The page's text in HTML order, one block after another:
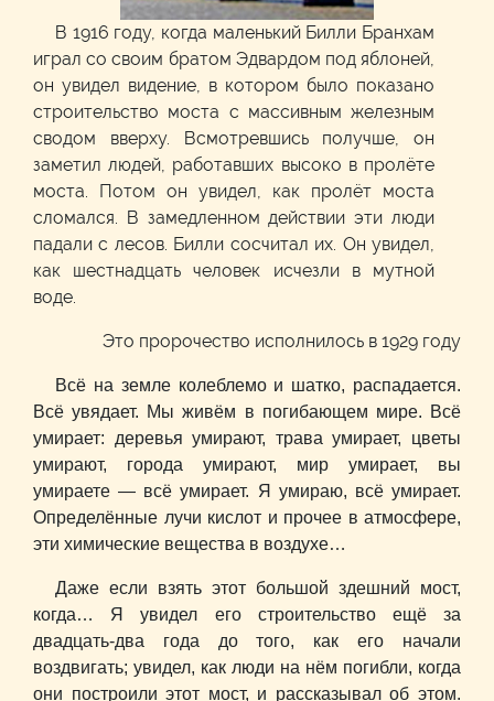
В 1916 году, когда маленький Билли Бранхам
играл со своим братом Эдвардом под яблоней,
он увидел видение, в котором было показано
строительство моста с массивным железным
сводом вверху. Всмотревшись получше, он
заметил людей, работавших высоко в пролёте
моста. Потом он увидел, как пролёт моста
сломался. В замедленном действии эти люди
падали с лесов. Билли сосчитал их. Он увидел,
как шестнадцать человек исчезли в мутной
воде.
Это пророчество исполнилось в 1929 году
Всё на земле колеблемо и шатко, распадается.
Всё увядает. Мы живём в погибающем мире. Всё
умирает: деревья умирают, трава умирает, цветы
умирают, города умирают, мир умирает, вы
умираете — всё умирает. Я умираю, всё умирает.
Определённые лучи кислот и прочее в атмосфере,
эти химические вещества в воздухе…
Даже если взять этот большой здешний мост,
когда… Я увидел его строительство ещё за
двадцать-два года до того, как его начали
воздвигать; увидел, как люди на нём погибли, когда
они построили этот мост, и рассказывал об этом.